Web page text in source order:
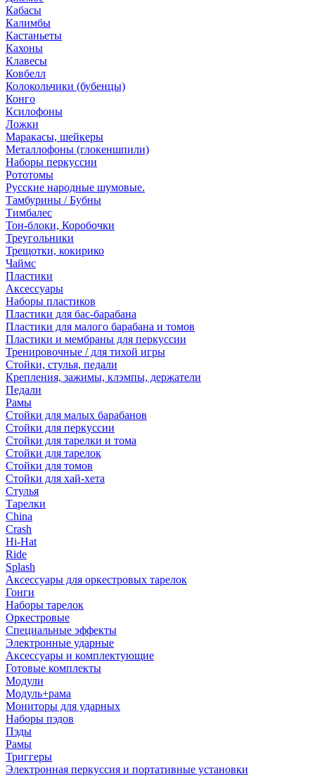
Кабасы
Калимбы
Кастаньеты
Кахоны
Клавесы
Ковбелл
Колокольчики (бубенцы)
Конго
Ксилофоны
Ложки
Маракасы, шейкеры
Металлофоны (глокеншпили)
Наборы перкуссии
Рототомы
Русские народные шумовые.
Тамбурины / Бубны
Тимбалес
Тон-блоки, Коробочки
Треугольники
Трещотки, кокирико
Чаймс
Пластики
Аксессуары
Наборы пластиков
Пластики для бас-барабана
Пластики для малого барабана и томов
Пластики и мембраны для перкуссии
Тренировочные / для тихой игры
Стойки, стулья, педали
Крепления, зажимы, клэмпы, держатели
Педали
Рамы
Стойки для малых барабанов
Стойки для перкуссии
Стойки для тарелки и тома
Стойки для тарелок
Стойки для томов
Стойки для хай-хета
Стулья
Тарелки
China
Crash
Hi-Hat
Ride
Splash
Аксессуары для оркестровых тарелок
Гонги
Наборы тарелок
Оркестровые
Специальные эффекты
Электронные ударные
Аксессуары и комплектующие
Готовые комплекты
Модули
Модуль+рама
Мониторы для ударных
Наборы пэдов
Пэды
Рамы
Триггеры
Электронная перкуссия и портативные установки